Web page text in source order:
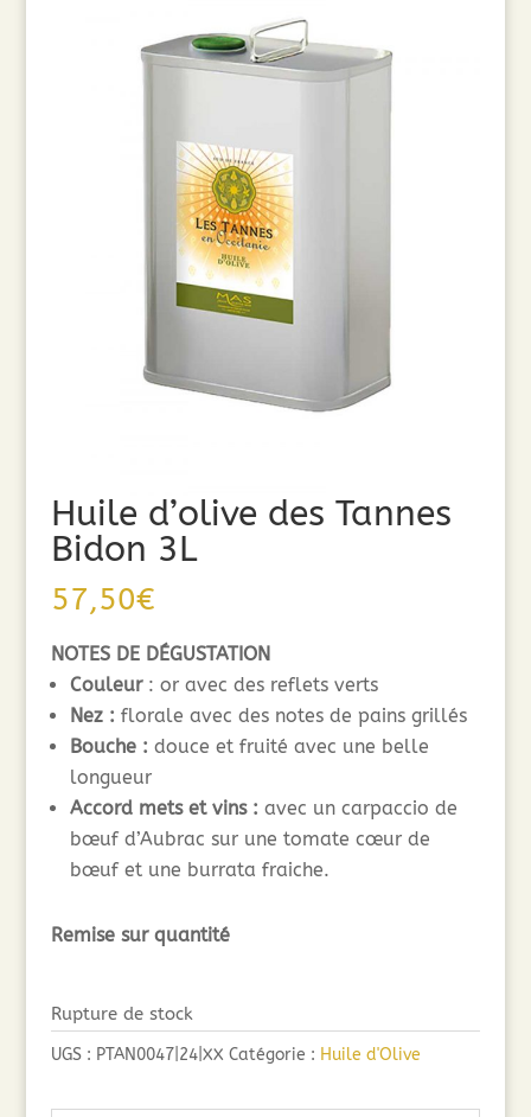
Huile d’olive des Tannes
Bidon 3L
57,50€
NOTES DE DÉGUSTATION
Couleur: or avec des reflets verts
Nez : florale avec des notes de pains grillés
Bouche : douce et fruité avec une belle
longueur
Accord mets et vins : avec un carpaccio de
bœuf d’Aubrac sur une tomate cœur de
bœuf et une burrata fraiche.
Remise sur quantité
Rupture de stock
UGS : PTAN0047|24|XX Catégorie : Huile d'Olive